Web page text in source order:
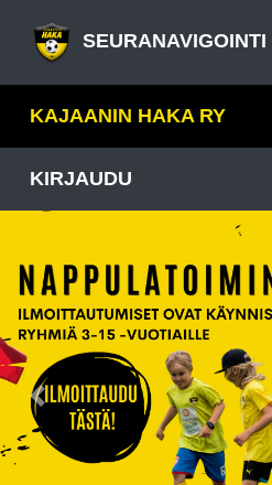
SEURANAVIGOINTI
KAJAANIN HAKA RY
KIRJAUDU
Previous